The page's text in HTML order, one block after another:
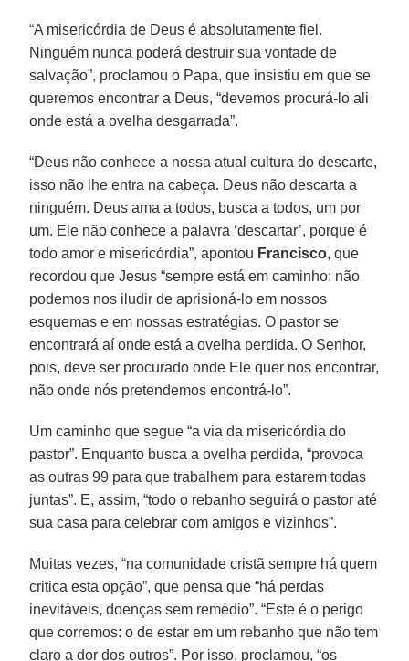
“A misericórdia de Deus é absolutamente fiel.
Ninguém nunca poderá destruir sua vontade de
salvação”, proclamou o Papa, que insistiu em que se
queremos encontrar a Deus, “devemos procurá-lo ali
onde está a ovelha desgarrada”.
“Deus não conhece a nossa atual cultura do descarte,
isso não lhe entra na cabeça. Deus não descarta a
ninguém. Deus ama a todos, busca a todos, um por
um. Ele não conhece a palavra ‘descartar’, porque é
todo amor e misericórdia”, apontou Francisco, que
recordou que Jesus “sempre está em caminho: não
podemos nos iludir de aprisioná-lo em nossos
esquemas e em nossas estratégias. O pastor se
encontrará aí onde está a ovelha perdida. O Senhor,
pois, deve ser procurado onde Ele quer nos encontrar,
não onde nós pretendemos encontrá-lo”.
Um caminho que segue “a via da misericórdia do
pastor”. Enquanto busca a ovelha perdida, “provoca
as outras 99 para que trabalhem para estarem todas
juntas”. E, assim, “todo o rebanho seguirá o pastor até
sua casa para celebrar com amigos e vizinhos”.
Muitas vezes, “na comunidade cristã sempre há quem
critica esta opção”, que pensa que “há perdas
inevitáveis, doenças sem remédio”. “Este é o perigo
que corremos: o de estar em um rebanho que não tem
claro a dor dos outros”. Por isso, proclamou, “os